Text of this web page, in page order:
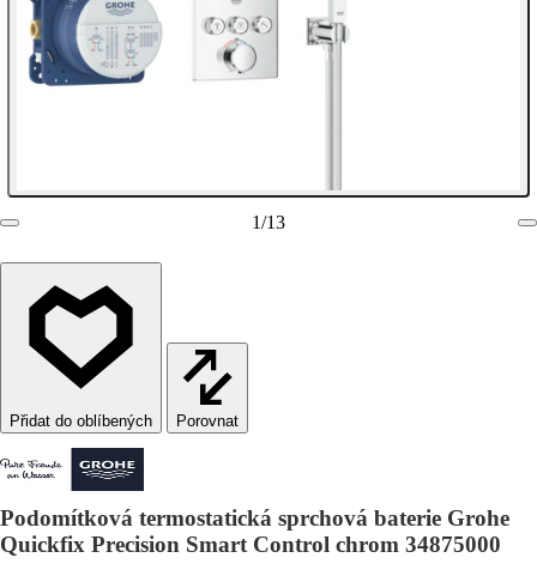
1/13
Porovnat
Podomítková termostatická sprchová baterie Grohe
Quickfix Precision Smart Control chrom 34875000